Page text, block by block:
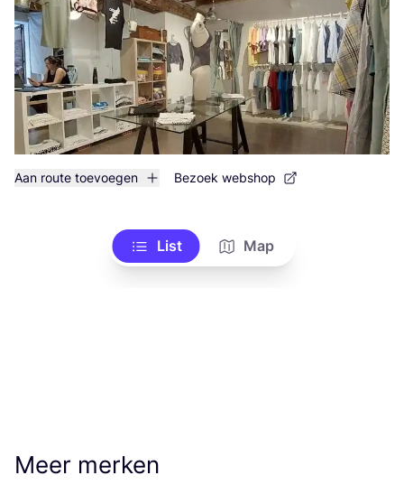
Aan route toevoegen Bezoek webshop
List Map
Meer merken